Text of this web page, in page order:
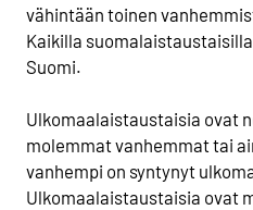
vähintään toinen
Kaikilla
Suomi.
Ulkomaalaistaustaisia ovat
molemmat vanhemmat tai
vanhempi on syntynyt
Ulkomaalaistaustaisia ovat